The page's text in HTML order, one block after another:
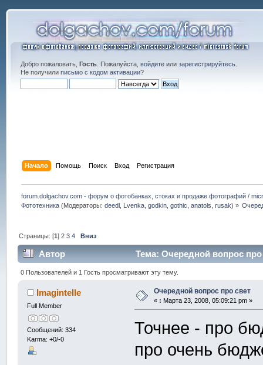
Добро пожаловать, Гость. Пожалуйста, войдитеили зарегистрируйтесь.
Не получили письмо с кодом активации?
Начало Помощь Поиск Вход Регистрация
forum.dolgachov.com - форум о фотобанках, стоках и продаже фотографий /
Фототехника (Модераторы:deedl Lvenka ,godkin ,gothic ,anatols ,rusak) »
Страницы: [1]2 3 4 Вниз
Автор Тема: Очередной вопрос
0 Пользователей и 1 Гость просматривают эту тему.
Imagintelle
Full Member
Сообщений: 334
Karma: +0/-0
Очередной вопрос про свет
« : Марта 23, 2008, 05:09:21 pm »
Точнее - про
про очень